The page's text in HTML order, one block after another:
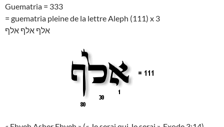
Guematria = 333
= guematria pleine de la lettre Aleph (111) x 3
אלף אלף אלף